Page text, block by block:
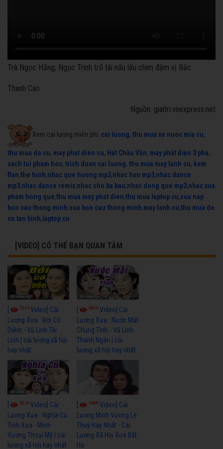
Trà Ngọc Hằng, Ngọc Trinh trổ tài nấu lẩu chim đậm vị Bắc
Thanh Cao
Nguồn: giaitri.vnexpress.net
Xem cải lương miễn phí: cai luong, thu mua xe nuoc mia cu,
thu mua do cu, may phat dien cu, Hát Chầu Văn, máy phát điện 3 pha,
sach toi pham hoc, trich doan cai luong, thu mua may lanh cu, kem
flan,the hinh,nhac que huong mp3,nhac han mp3,nhac dance
mp3,nhac dance remix,nhac cho ba bau,nhac dong que mp3,nhac xua
pham hong que,thu mua may phat dien,thu mua laptop cu,sua nap
bon cau thong minh,sua bon cau thong minh,may lanh cu,thu mua do
cu tan binh, laptop cu
[VIDEO] CÓ THỂ BẠN QUAN TÂM
7674Video] Cải
Lương Xưa : Đời Cô
Diễm - Vũ Linh Tài
Linh | cải lương xã hội
hay nhất
6926Video] Cải
Lương Xưa : Nước Mắt
Chung Tình - Vũ Linh
Thanh Ngân | cải
lương xã hội hay nhất
6070 Video] Cải
Lương Xưa : Nghĩa Cũ
Tình Xưa - Minh
Vương Thoại Mỹ | cải
lương xã hội hay nhất
6688Video] Cải
Lương Minh Vương Lệ
Thuỷ Hay Nhất - Cải
Lương Xã Hội Xưa Bất
Hủ